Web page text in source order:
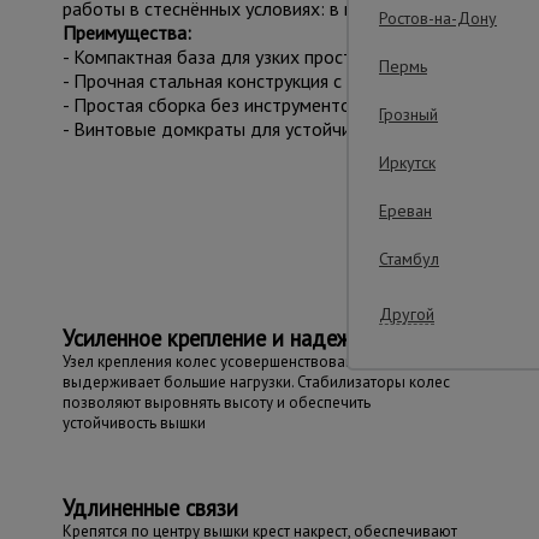
работы в стеснённых условиях: в подъездах,
Преимущества:
- Компактная база для узких пространств.
- Прочная стальная конструкция с антикоррозийным
- Простая сборка без инструментов.
- Винтовые домкраты для устойчивости на неровностях.
Усиленное крепление и надежность
Узел крепления колес усовершенствован и
выдерживает большие нагрузки. Стабилизаторы колес
позволяют выровнять высоту и обеспечить
устойчивость вышки
Удлиненные связи
Крепятся по центру вышки крест накрест, обеспечивают
Ростов-на-Дону
Пермь
Грозный
Иркутск
Ереван
Стамбул
Другой